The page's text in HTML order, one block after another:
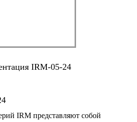
IRM-05-24
IRM представляют собой